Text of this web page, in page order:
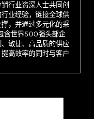
行业资深人士共同创
业经验，链接全球供
，并通过多元化的采
含世界500强头部企
敏捷、高品质的供应
高效率的同时与客户